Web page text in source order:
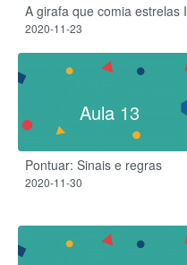
A girafa que comia estrelas I
2020-11-23
Aula 13
Pontuar: Sinais e regras
2020-11-30